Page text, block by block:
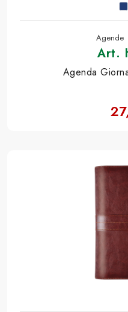
Agende
Art.
Agenda